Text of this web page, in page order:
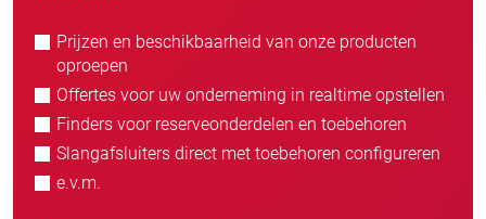
Prijzen en beschikbaarheid van onze producten
oproepen
Offertes voor uw onderneming in realtime opstellen
Finders voor reserveonderdelen en toebehoren
Slangafsluiters direct met toebehoren configureren
e.v.m.